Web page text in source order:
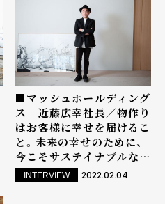
■マッシュホールディング
ス 近藤広幸社長／物作り
はお客様に幸せを届けるこ
と。未来の幸せのために、
今こそサステイナブルな仕
組み作りを
INTERVIEW 2022.02.04